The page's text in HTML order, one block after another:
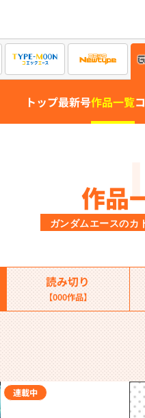
トップ最新号作品一覧
作品
ガンダムエースのカ
読み切り
【000作品】
連載中